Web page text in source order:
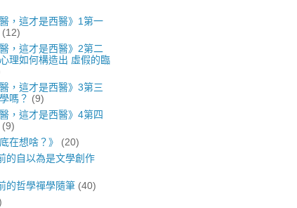
，這才是西醫》1第一
(12)
，這才是西醫》2第二
理如何構造出 虛假的臨
，這才是西醫》3第三
嗎？ (9)
，這才是西醫》4第四
(9)
在想啥？》
(20)
的自以為是文學創作
的哲學禪學隨筆 (40)